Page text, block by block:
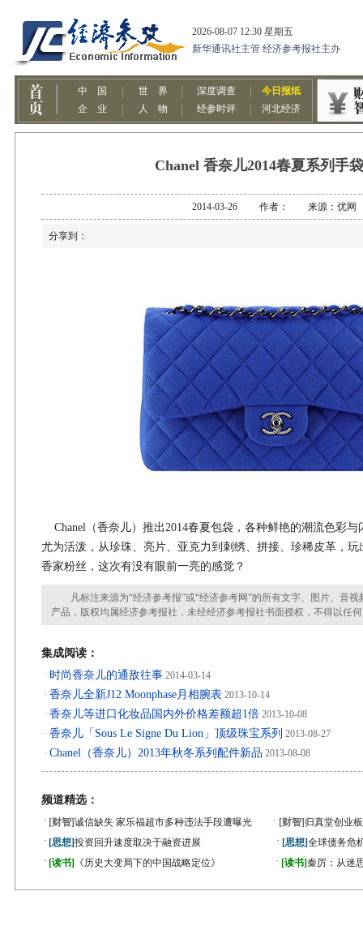
Chanel 香奈儿2014春夏系列手
2014-03-26 作者： 来源：优网
分享到：
Chanel（香奈儿）推出2014春夏包袋，各种鲜艳的潮流色彩
尤为活泼，从珍珠、亮片、亚克力到刺绣、拼接、珍稀皮革，
香家粉丝，这次有没有眼前一亮的感觉？
凡标注来源为“经济参考报”或“经济参考网”的所有文字、图片、音视
产品，版权均属经济参考报社，未经经济参考报社书面授权，不得以任
集成阅读：
· 时尚香奈儿的通敌往事 2014-03-14
· 香奈儿全新J12 Moonphase月相腕表 2013-10-14
· 香奈儿等进口化妆品国内外价格差额超1倍 2013-10-08
· 香奈儿「Sous Le Signe Du Lion」顶级珠宝系列 2013-08-27
· Chanel（香奈儿）2013年秋冬系列配件新品 2013-08-08
频道精选：
· [财智]诚信缺失 家乐福超市多种违法手段遭曝光 · [财智] 归真堂创业
· [思想]投资回升速度取决于融资进展 · [思想]全球债务危
· [读书] 《历史大变局下的中国战略定位》 · [读书]秦厉：从迷